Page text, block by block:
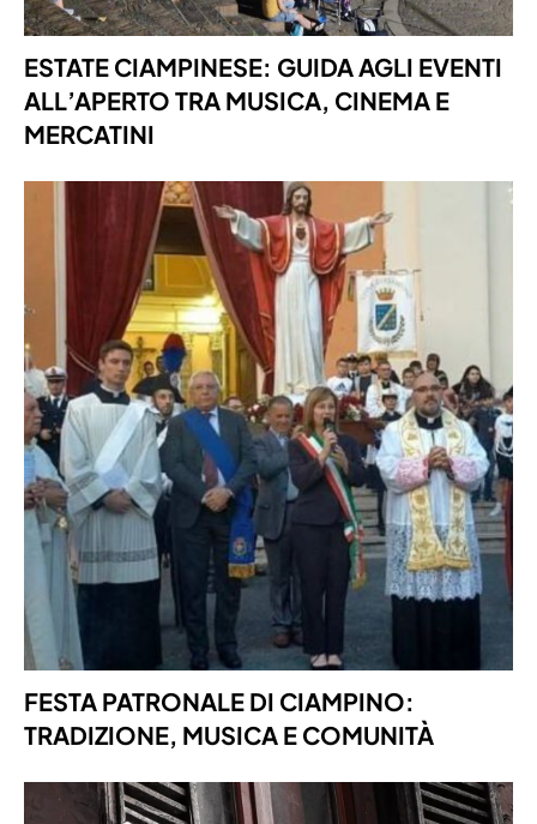
ESTATE CIAMPINESE: GUIDA AGLI EVENTI
ALL’APERTO TRA MUSICA, CINEMA E
MERCATINI
FESTA PATRONALE DI CIAMPINO:
TRADIZIONE, MUSICA E COMUNITÀ